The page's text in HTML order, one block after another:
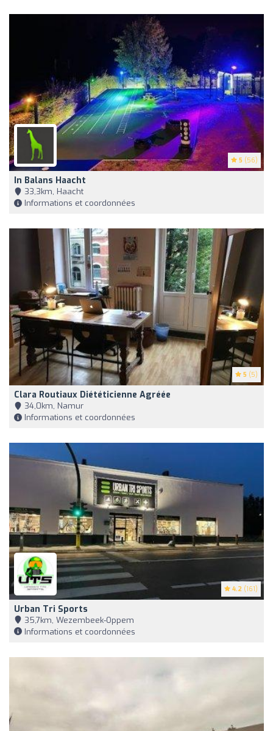
5 (56)
In Balans Haacht
33,3km, Haacht
Informations et coordonnées
5 (5)
Clara Routiaux Diététicienne Agréée
34,0km, Namur
Informations et coordonnées
4.2 (161)
Urban Tri Sports
35,7km, Wezembeek-Oppem
Informations et coordonnées